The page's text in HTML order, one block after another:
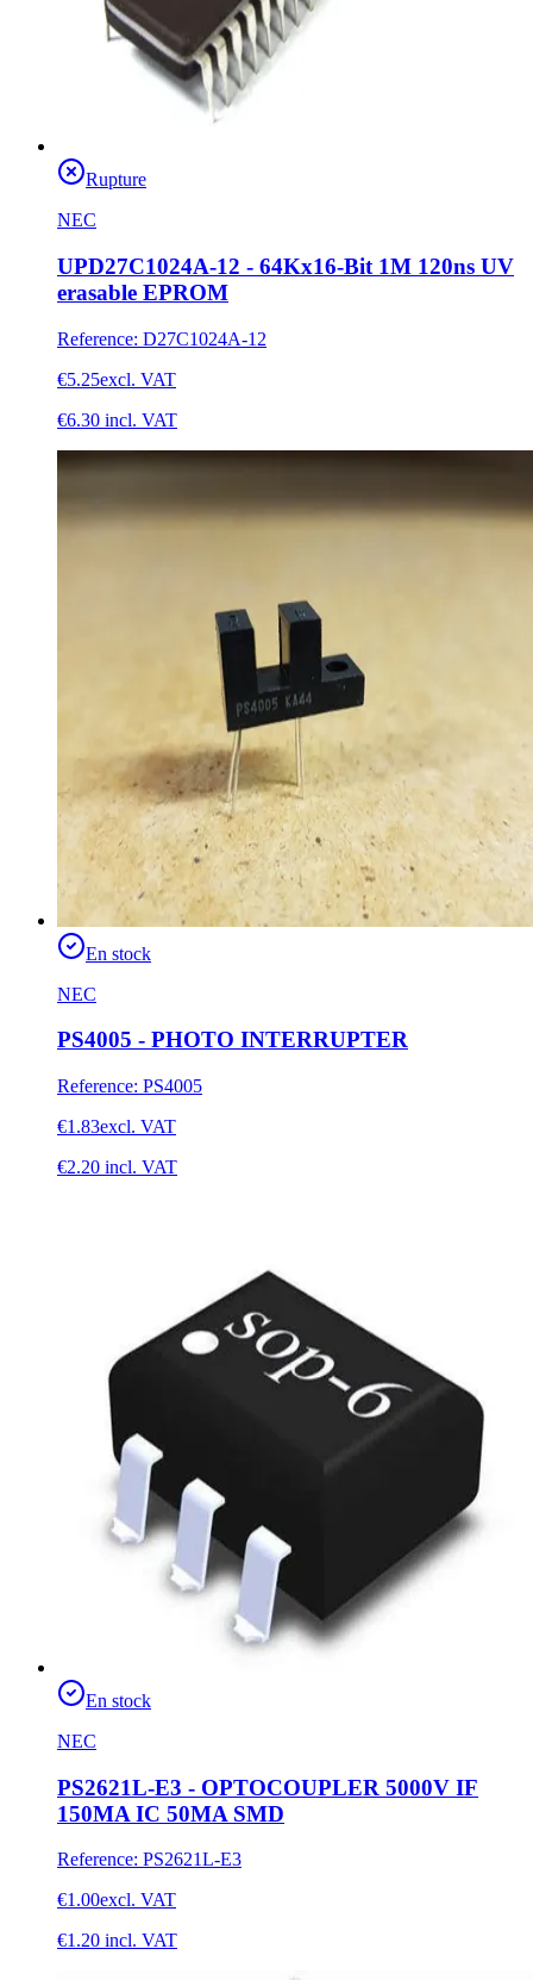
Rupture
NEC
UPD27C1024A-12 - 64Kx16-Bit 1M 120ns UV
erasable EPROM
Reference: D27C1024A-12
€5.25excl. VAT
€6.30 incl. VAT
En stock
NEC
PS4005 - PHOTO INTERRUPTER
Reference: PS4005
€1.83excl. VAT
€2.20 incl. VAT
En stock
NEC
PS2621L-E3 - OPTOCOUPLER 5000V IF
150MA IC 50MA SMD
Reference: PS2621L-E3
€1.00excl. VAT
€1.20 incl. VAT